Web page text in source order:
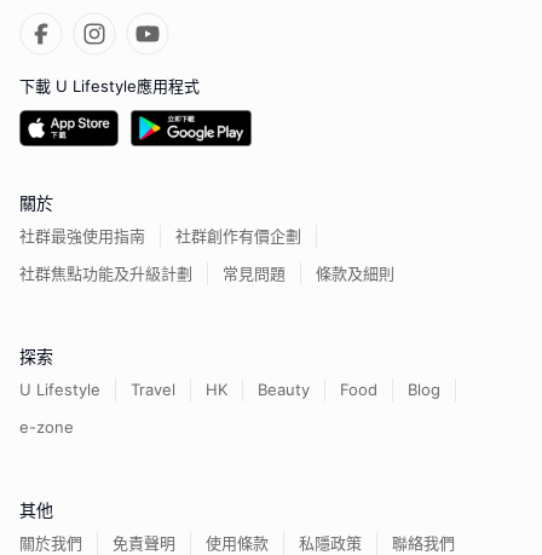
下載 U Lifestyle應用程式
關於
社群最強使用指南
社群創作有價企劃
社群焦點功能及升級計劃
常見問題 條款及細則
探索
U Lifestyle Travel HK Beauty Food
Blog
e-zone
其他
關於我們 免責聲明 使用條款 私隱政策 聯絡我們